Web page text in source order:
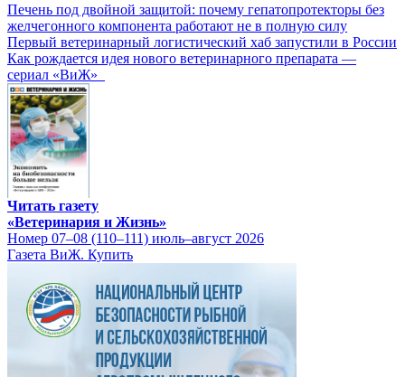
Печень под двойной защитой: почему гепатопротекторы без
желчегонного компонента работают не в полную силу
Первый ветеринарный логистический хаб запустили в России
Как рождается идея нового ветеринарного препарата —
сериал «ВиЖ»
Читать газету
«Ветеринария и Жизнь»
Номер 07–08 (110–111) июль–август 2026
Газета ВиЖ. Купить